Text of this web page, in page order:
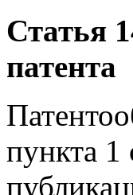
Статья
патента
пункта 1